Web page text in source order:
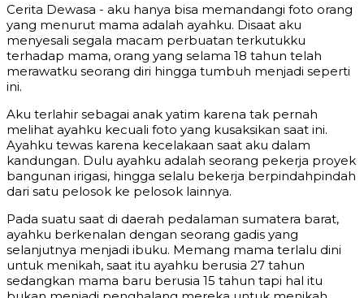
Cerita Dewasa - aku hanya bisa memandangi foto orang
yang menurut mama adalah ayahku. Disaat aku
menyesali segala macam perbuatan terkutukku
terhadap mama, orang yang selama 18 tahun telah
merawatku seorang diri hingga tumbuh menjadi seperti
ini.
Aku terlahir sebagai anak yatim karena tak pernah
melihat ayahku kecuali foto yang kusaksikan saat ini.
Ayahku tewas karena kecelakaan saat aku dalam
kandungan. Dulu ayahku adalah seorang pekerja proyek
bangunan irigasi, hingga selalu bekerja berpindahpindah
dari satu pelosok ke pelosok lainnya.
Pada suatu saat di daerah pedalaman sumatera barat,
ayahku berkenalan dengan seorang gadis yang
selanjutnya menjadi ibuku. Memang mama terlalu dini
untuk menikah, saat itu ayahku berusia 27 tahun
sedangkan mama baru berusia 15 tahun tapi hal itu